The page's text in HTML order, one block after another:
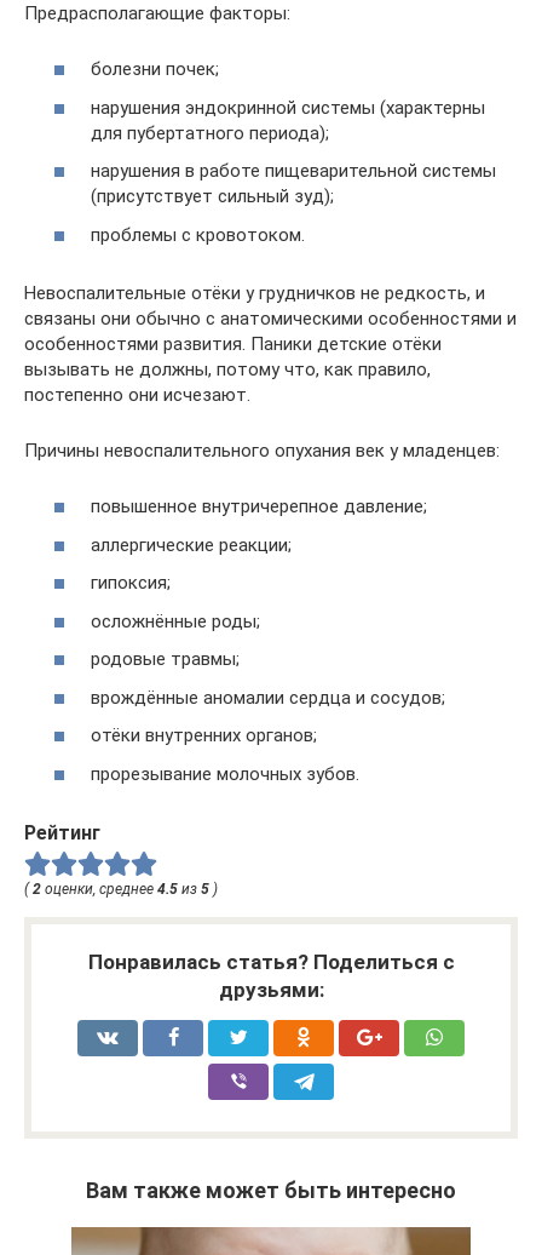
Предрасполагающие факторы:
болезни почек;
нарушения эндокринной системы (характерны
для пубертатного периода);
нарушения в работе пищеварительной системы
(присутствует сильный зуд);
проблемы с кровотоком.
Невоспалительные отёки у грудничков не редкость, и
связаны они обычно с анатомическими особенностями и
особенностями развития. Паники детские отёки
вызывать не должны, потому что, как правило,
постепенно они исчезают.
Причины невоспалительного опухания век у младенцев:
повышенное внутричерепное давление;
аллергические реакции;
гипоксия;
осложнённые роды;
родовые травмы;
врождённые аномалии сердца и сосудов;
отёки внутренних органов;
прорезывание молочных зубов.
Рейтинг
( 2 оценки, среднее 4.5 из 5 )
Понравилась статья? Поделиться с
друзьями:
Вам также может быть интересно